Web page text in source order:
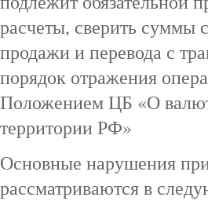
расчеты, сверить суммы
продажи и перевода с
порядок отражения
Положением ЦБ «О
территории РФ»
Основные нарушения
рассматриваются в